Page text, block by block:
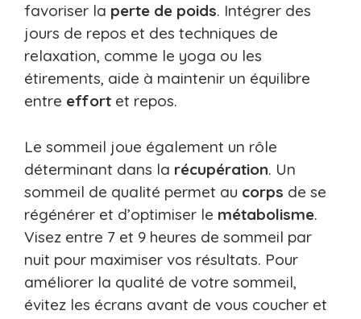
favoriser la perte de poids. Intégrer des
jours de repos et des techniques de
relaxation, comme le yoga ou les
étirements, aide à maintenir un équilibre
entre effort et repos.
Le sommeil joue également un rôle
déterminant dans la récupération. Un
sommeil de qualité permet au corps de se
régénérer et d’optimiser le métabolisme.
Visez entre 7 et 9 heures de sommeil par
nuit pour maximiser vos résultats. Pour
améliorer la qualité de votre sommeil,
évitez les écrans avant de vous coucher et